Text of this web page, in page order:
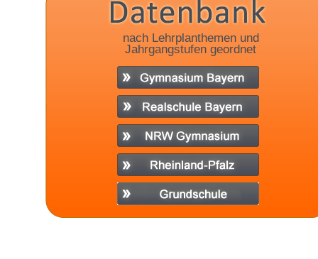
nach Lehrplanthemen und
Jahrgangstufen geordnet